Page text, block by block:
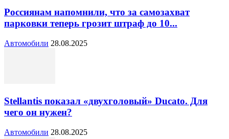
Россиянам напомнили, что за самозахват
парковки теперь грозит штраф до 10...
Автомобили 28.08.2025
Stellantis показал «двухголовый» Ducato. Для
чего он нужен?
Автомобили 28.08.2025